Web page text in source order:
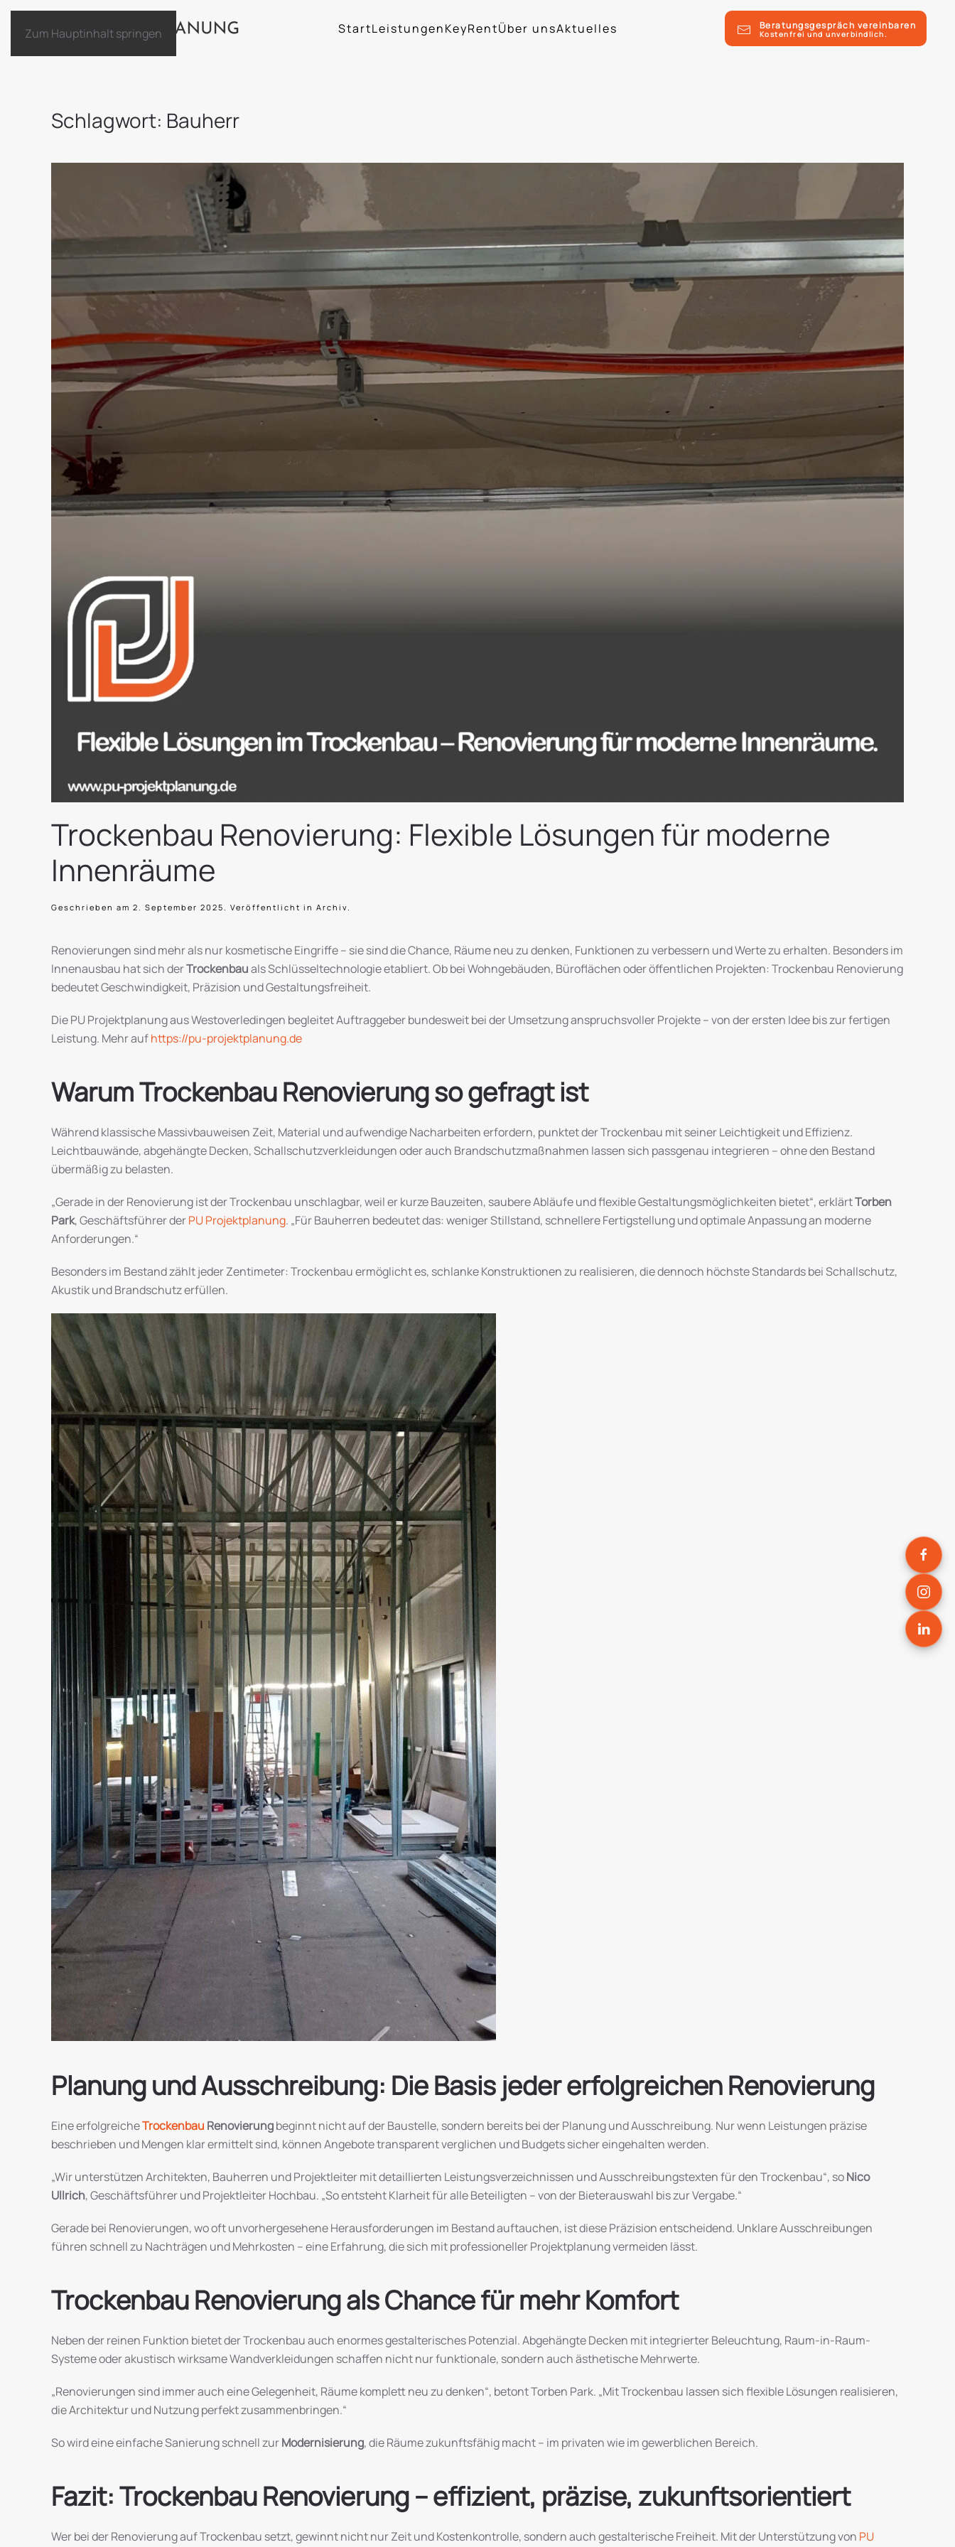
Zum Hauptinhalt springen StartLeistungenKeyRentÜber unsAktuelles Beratungsgespräch vereinbaren
Kostenfrei und unverbindlich.
Schlagwort: Bauherr
Trockenbau Renovierung: Flexible Lösungen für moderne
Innenräume
Geschrieben am 2. September 2025 . Veröffentlicht in Archiv.
Renovierungen sind mehr als nur kosmetische Eingriffe – sie sind die Chance, Räume neu zu denken, Funktionen zu verbessern und Werte zu erhalten. Besonders im
Innenausbau hat sich derTrockenbauals Schlüsseltechnologie etabliert. Ob bei Wohngebäuden, Büroflächen oder öffentlichen Projekten: Trockenbau Renovierung
bedeutet Geschwindigkeit, Präzision und Gestaltungsfreiheit.
Die PU Projektplanung aus Westoverledingen begleitet Auftraggeber bundesweit bei der Umsetzung anspruchsvoller Projekte – von der ersten Idee bis zur fertigen
Leistung. Mehr aufhttps://pu-projektplanung.de
Warum Trockenbau Renovierung so gefragt ist
Während klassische Massivbauweisen Zeit, Material und aufwendige Nacharbeiten erfordern, punktet der Trockenbau mit seiner Leichtigkeit und Effizienz.
Leichtbauwände, abgehängte Decken, Schallschutzverkleidungen oder auch Brandschutzmaßnahmen lassen sich passgenau integrieren – ohne den Bestand
übermäßig zu belasten.
„Gerade in der Renovierung ist der Trockenbau unschlagbar, weil er kurze Bauzeiten, saubere Abläufe und flexible Gestaltungsmöglichkeiten bietet“, erklärtTorben
Park, Geschäftsführer derPU Projektplanung. „Für Bauherren bedeutet das: weniger Stillstand, schnellere Fertigstellung und optimale Anpassung an moderne
Anforderungen.“
Besonders im Bestand zählt jeder Zentimeter: Trockenbau ermöglicht es, schlanke Konstruktionen zu realisieren, die dennoch höchste Standards bei Schallschutz,
Akustik und Brandschutz erfüllen.
Planung und Ausschreibung: Die Basis jeder erfolgreichen Renovierung
Eine erfolgreicheTrockenbau Renovierungbeginnt nicht auf der Baustelle, sondern bereits bei der Planung und Ausschreibung. Nur wenn Leistungen präzise
beschrieben und Mengen klar ermittelt sind, können Angebote transparent verglichen und Budgets sicher eingehalten werden.
„Wir unterstützen Architekten, Bauherren und Projektleiter mit detaillierten Leistungsverzeichnissen und Ausschreibungstexten für den Trockenbau“, soNico
Ullrich, Geschäftsführer und Projektleiter Hochbau. „So entsteht Klarheit für alle Beteiligten – von der Bieterauswahl bis zur Vergabe.“
Gerade bei Renovierungen, wo oft unvorhergesehene Herausforderungen im Bestand auftauchen, ist diese Präzision entscheidend. Unklare Ausschreibungen
führen schnell zu Nachträgen und Mehrkosten – eine Erfahrung, die sich mit professioneller Projektplanung vermeiden lässt.
Trockenbau Renovierung als Chance für mehr Komfort
Neben der reinen Funktion bietet der Trockenbau auch enormes gestalterisches Potenzial. Abgehängte Decken mit integrierter Beleuchtung, Raum-in-Raum-
Systeme oder akustisch wirksame Wandverkleidungen schaffen nicht nur funktionale, sondern auch ästhetische Mehrwerte.
„Renovierungen sind immer auch eine Gelegenheit, Räume komplett neu zu denken“, betont Torben Park. „Mit Trockenbau lassen sich flexible Lösungen realisieren,
die Architektur und Nutzung perfekt zusammenbringen.“
So wird eine einfache Sanierung schnell zurModernisierung, die Räume zukunftsfähig macht – im privaten wie im gewerblichen Bereich.
Fazit: Trockenbau Renovierung – effizient, präzise, zukunftsorientiert
Wer bei der Renovierung auf Trockenbau setzt, gewinnt nicht nur Zeit und Kostenkontrolle, sondern auch gestalterische Freiheit. Mit der Unterstützung von PU